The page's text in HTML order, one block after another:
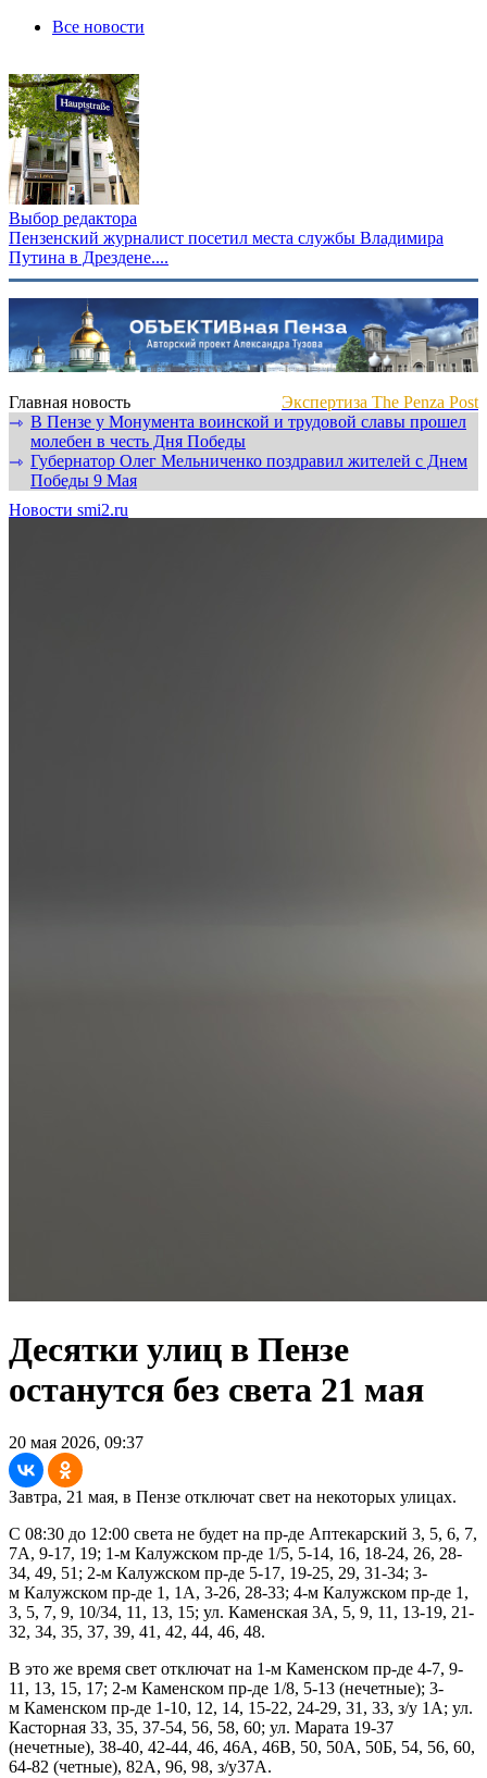
Все новости
Выбор редактора
Пензенский журналист посетил места службы Владимира
Путина в Дрездене....
Главная новость
Экспертиза The Penza Post
⇾ В Пензе у Монумента воинской и трудовой славы прошел
молебен в честь Дня Победы
⇾ Губернатор Олег Мельниченко поздравил жителей с Днем
Победы 9 Мая
Новости smi2.ru
Десятки улиц в Пензе
останутся без света 21 мая
20 мая 2026, 09:37
Завтра, 21 мая, в Пензе отключат свет на некоторых улицах.
С 08:30 до 12:00 света не будет на пр-де Аптекарский 3, 5, 6, 7,
7А, 9-17, 19; 1-м Калужском пр-де 1/5, 5-14, 16, 18-24, 26, 28-
34, 49, 51; 2-м Калужском пр-де 5-17, 19-25, 29, 31-34; 3-
м Калужском пр-де 1, 1А, 3-26, 28-33; 4-м Калужском пр-де 1,
3, 5, 7, 9, 10/34, 11, 13, 15; ул. Каменская 3А, 5, 9, 11, 13-19, 21-
32, 34, 35, 37, 39, 41, 42, 44, 46, 48.
В это же время свет отключат на 1-м Каменском пр-де 4-7, 9-
11, 13, 15, 17; 2-м Каменском пр-де 1/8, 5-13 (нечетные); 3-
м Каменском пр-де 1-10, 12, 14, 15-22, 24-29, 31, 33, з/у 1А; ул.
Касторная 33, 35, 37-54, 56, 58, 60; ул. Марата 19-37
(нечетные), 38-40, 42-44, 46, 46А, 46В, 50, 50А, 50Б, 54, 56, 60,
64-82 (четные), 82А, 96, 98, з/у37А.